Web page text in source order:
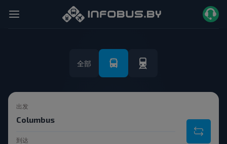
全部
出发
到达